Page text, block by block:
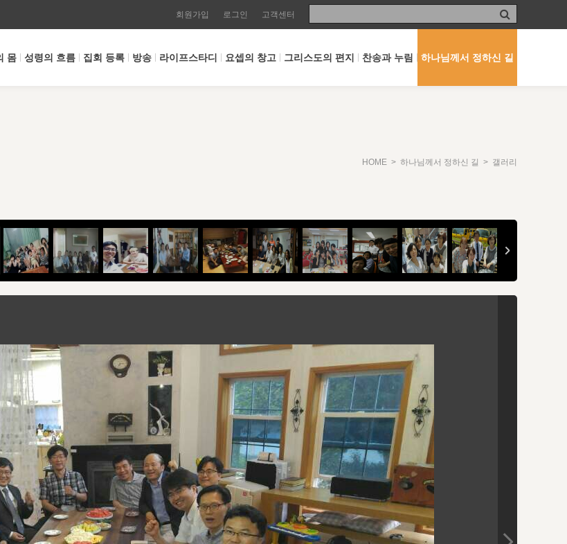
회원가입 로그인 고객센터
몸 성령의 흐름 집회 등록 방송 라이프스타디 요셉의 창고 그리스도의 편지 찬송과 누림 하나님께서 정하신 길
HOME > 하나님께서 정하신 길 > 갤러리